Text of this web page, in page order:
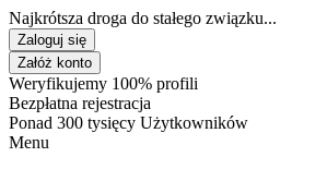
Najkrótsza droga do stałego związku...
Zaloguj się
Załóż konto
Weryfikujemy 100% profili
Bezpłatna rejestracja
Ponad 300 tysięcy Użytkowników
Menu